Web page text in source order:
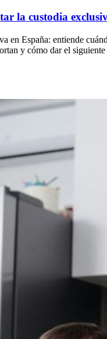
la custodia
en España: entiende
y cómo dar el